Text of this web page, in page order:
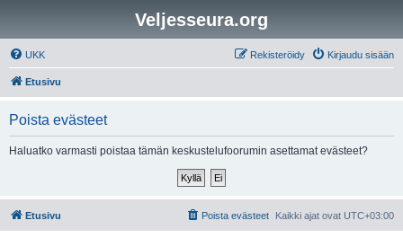
Veljesseura.org
UKK Kirjaudu sisään
Rekisteröidy
Etusivu
Poista evästeet
Haluatko varmasti poistaa tämän keskustelufoorumin asettamat evästeet?
Etusivu Kaikki ajat ovat UTC+03:00
Poista evästeet